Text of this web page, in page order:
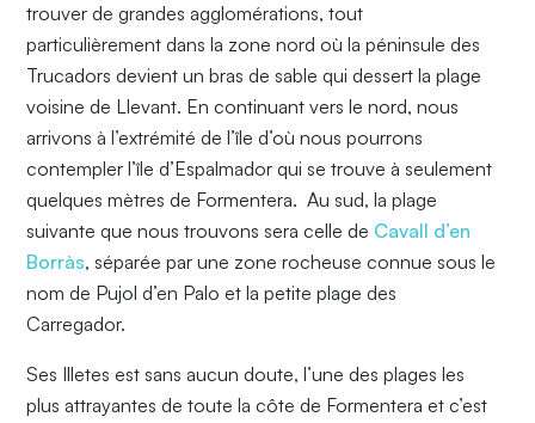
trouver de grandes agglomérations, tout
particulièrement dans la zone nord où la péninsule des
Trucadors devient un bras de sable qui dessert la plage
voisine de Llevant. En continuant vers le nord, nous
arrivons à l’extrémité de l’île d’où nous pourrons
contempler l’île d’Espalmador qui se trouve à seulement
quelques mètres de Formentera. Au sud, la plage
suivante que nous trouvons sera celle de Cavall d’en
Borràs, séparée par une zone rocheuse connue sous le
nom de Pujol d’en Palo et la petite plage des
Carregador.
Ses Illetes est sans aucun doute, l’une des plages les
plus attrayantes de toute la côte de Formentera et c’est